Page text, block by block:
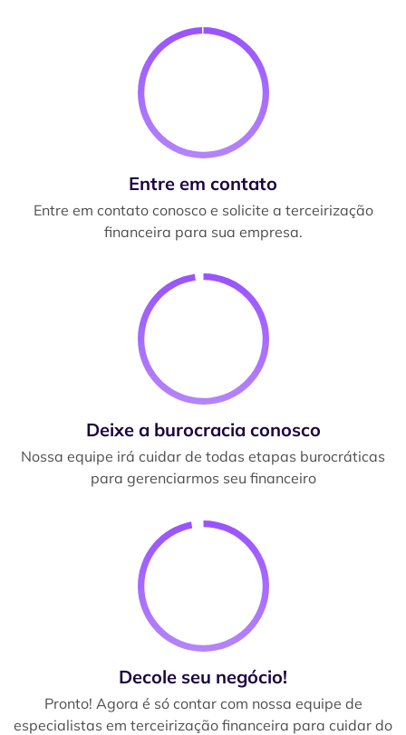
Entre em contato
Entre em contato conosco e solicite a terceirização
financeira para sua empresa.
Deixe a burocracia conosco
Nossa equipe irá cuidar de todas etapas burocráticas
para gerenciarmos seu financeiro
Decole seu negócio!
Pronto! Agora é só contar com nossa equipe de
especialistas em terceirização financeira para cuidar do